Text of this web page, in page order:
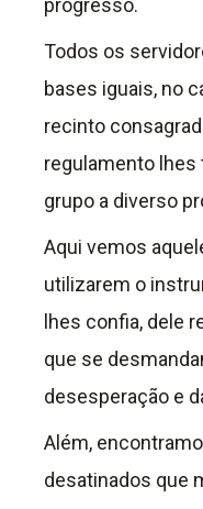
progresso.
Todos os
bases iguais, no
recinto
regulamento lhes
grupo a diverso
Aqui vemos
utilizarem o
lhes confia, dele
que se
desesperação e
Além,
desatinados que